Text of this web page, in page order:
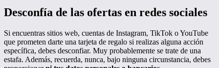
Desconfía de las ofertas en redes sociales
Si encuentras sitios web, cuentas de Instagram, TikTok o YouTube
que prometen darte una tarjeta de regalo si realizas alguna acción
específica, debes desconfiar. Muy probablemente se trate de una
estafa. Además, recuerda, nunca, bajo ninguna circunstancia, debes